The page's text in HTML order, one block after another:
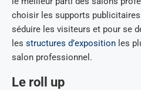
choisir les supports
séduire les visiteurs et pour se
les structures d’exposition les
salon professionnel.
Le roll up